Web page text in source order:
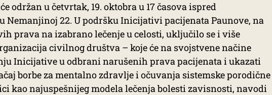
održan u četvrtak, 19. oktobra u 17 časova ispred
Nemanjinoj 22. U podršku Inicijativi pacijenata Paunove, na
prava na izabrano lečenje u celosti, uključilo se i više
civilnog društva – koje će na svojstvene načine
Inicijative u odbrani narušenih prava pacijenata i ukazati
borbe za mentalno zdravlje i očuvanja sistemske porodične
kao najuspešnijeg modela lečenja bolesti zavisnosti, navodi